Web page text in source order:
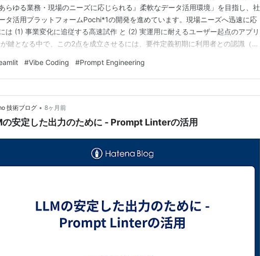
あらゆる業務・現場のニーズに応じられる』柔軟なデータ活用環境」を目指し、社
タ活用プラットフォームPochi*1の開発を進めています。現場ニーズへ迅速に応
は (1) 事業変化に追従する高速試作 と (2) 実運用に耐えるユーザー起点のアプリ
鍵となる中で、この2点を成立させるには、要件定義初期に利用者との認識（期
速に作成し、修正を加えながら認識合わせを行えるかが重要となります。 今回
面イメージを Vib…
#Vibe Coding #Prompt Engineering
技術ブログ • 8ヶ月前
の安定した出力のために - Prompt Linterの活用